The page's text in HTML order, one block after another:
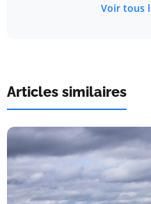
Voir tous
Articles similaires